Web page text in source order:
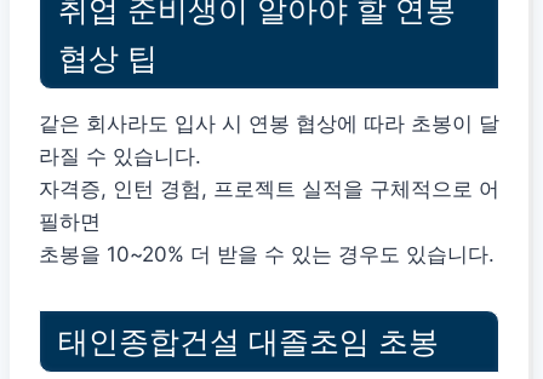
취업 준비생이 알아야 할 연봉
협상 팁
같은 회사라도 입사 시 연봉 협상에 따라 초봉이 달
라질 수 있습니다.
자격증, 인턴 경험, 프로젝트 실적을 구체적으로 어
필하면
초봉을 10~20% 더 받을 수 있는 경우도 있습니다.
태인종합건설 대졸초임 초봉